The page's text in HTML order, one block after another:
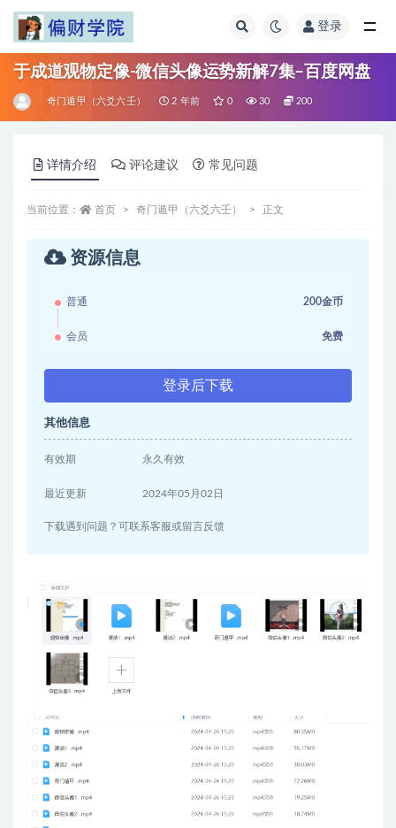
登录
于成道观物定像-微信头像运势新解7集–百度网盘
奇门遁甲（六爻六壬） 2 年前 0 30 200
详情介绍 评论建议 常见问题
当前位置： 首页 奇门遁甲（六爻六壬） 正文
资源信息
普通 200金币
会员 免费
登录后下载
其他信息
有效期 永久有效
最近更新 2024年05月02日
下载遇到问题？可联系客服或留言反馈